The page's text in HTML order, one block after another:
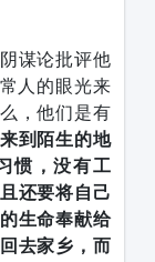
谋论批评他
人的眼光来
，他们是有
到陌生的地
惯，没有工
还要将自己
生命奉献给
去家乡，而